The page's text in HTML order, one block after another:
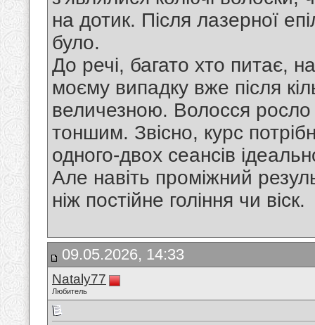
на дотик. Після лазерної
було.
До речі, багато хто питає,
моєму випадку вже після
величезною. Волосся росло
тоншим. Звісно, курс
одного-двох сеансів
Але навіть проміжний
ніж постійне гоління чи віск.
09.05.2026, 14:33
Nataly77
Любитель